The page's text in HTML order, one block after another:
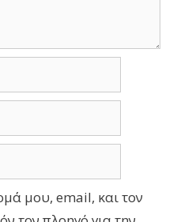
μου, email, και τον